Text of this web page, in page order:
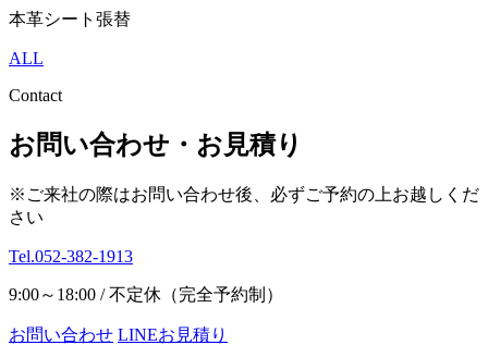
本革シート張替
ALL
Contact
お問い合わせ・お見積り
※ご来社の際はお問い合わせ後、必ずご予約の上お越しくだ
さい
Tel.052-382-1913
9:00～18:00 / 不定休（完全予約制）
お問い合わせ LINEお見積り